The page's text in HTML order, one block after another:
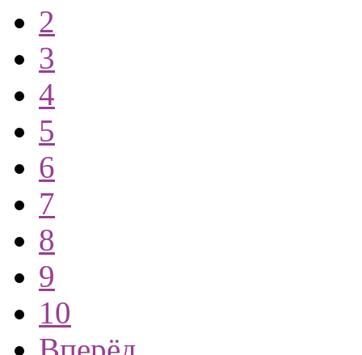
2
3
4
5
6
7
8
9
10